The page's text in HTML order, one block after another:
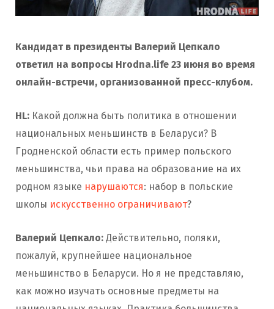
Кандидат в президенты Валерий Цепкало
ответил на вопросы Hrodna.life 23 июня во время
онлайн-встречи, организованной пресс-клубом.
HL: Какой должна быть политика в отношении
национальных меньшинств в Беларуси? В
Гродненской области есть пример польского
меньшинства, чьи права на образование на их
родном языке нарушаются: набор в польские
школы искусственно ограничивают?
Валерий Цепкало: Действительно, поляки,
пожалуй, крупнейшее национальное
меньшинство в Беларуси. Но я не представляю,
как можно изучать основные предметы на